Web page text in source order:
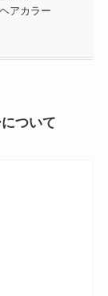
アカラー
ついて